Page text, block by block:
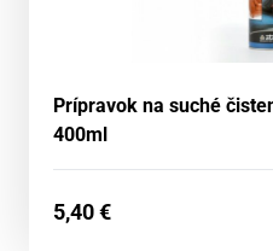
Prípravok na suché
400ml
5,40€